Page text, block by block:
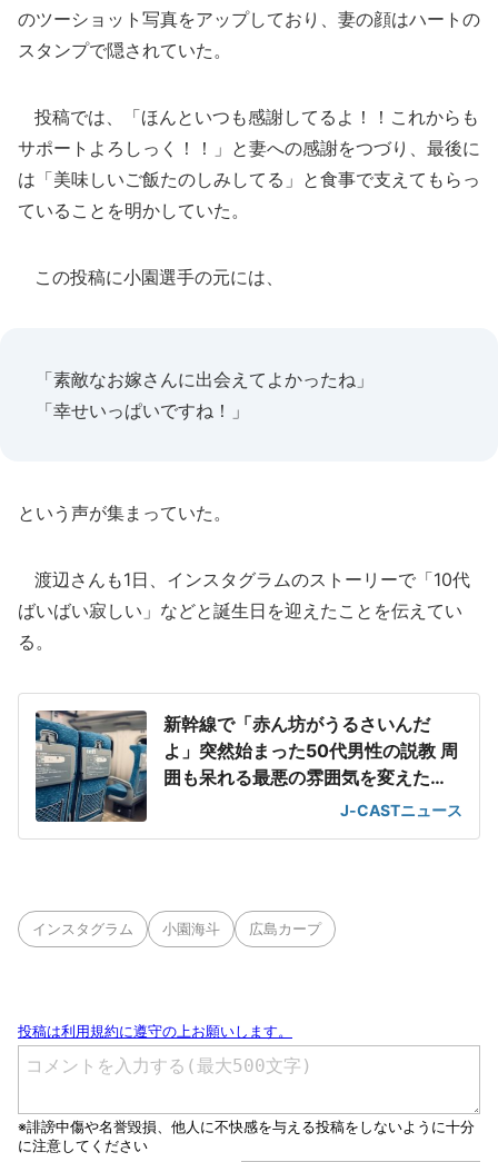
のツーショット写真をアップしており、妻の顔はハートの
スタンプで隠されていた。
投稿では、「ほんといつも感謝してるよ！！これからも
サポートよろしっく！！」と妻への感謝をつづり、最後に
は「美味しいご飯たのしみしてる」と食事で支えてもらっ
ていることを明かしていた。
この投稿に小園選手の元には、
「素敵なお嫁さんに出会えてよかったね」
「幸せいっぱいですね！」
という声が集まっていた。
渡辺さんも1日、インスタグラムのストーリーで「10代
ばいばい寂しい」などと誕生日を迎えたことを伝えてい
る。
新幹線で「赤ん坊がうるさいんだ
よ」突然始まった50代男性の説教 周
囲も呆れる最悪の雰囲気を変えた
J-CASTニュース
インスタグラム 小園海斗 広島カープ